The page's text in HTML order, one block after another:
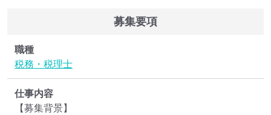
募集要項
職種
税務・税理士
仕事内容
【募集背景】